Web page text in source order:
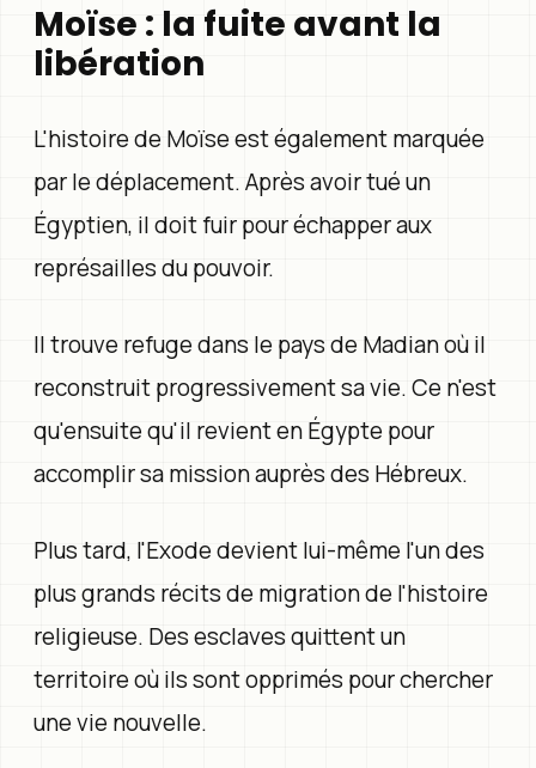
Moïse : la fuite avant la
libération
L'histoire de Moïse est également marquée
par le déplacement. Après avoir tué un
Égyptien, il doit fuir pour échapper aux
représailles du pouvoir.
Il trouve refuge dans le pays de Madian où il
reconstruit progressivement sa vie. Ce n'est
qu'ensuite qu'il revient en Égypte pour
accomplir sa mission auprès des Hébreux.
Plus tard, l'Exode devient lui-même l'un des
plus grands récits de migration de l'histoire
religieuse. Des esclaves quittent un
territoire où ils sont opprimés pour chercher
une vie nouvelle.